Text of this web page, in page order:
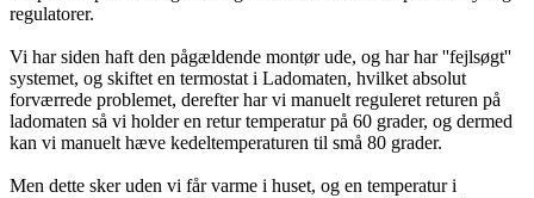
regulatorer.
Vi har siden haft den pågældende montør ude, og har har ''fejlsøgt''
systemet, og skiftet en termostat i Ladomaten, hvilket absolut
forværrede problemet, derefter har vi manuelt reguleret returen på
ladomaten så vi holder en retur temperatur på 60 grader, og dermed
kan vi manuelt hæve kedeltemperaturen til små 80 grader.
Men dette sker uden vi får varme i huset, og en temperatur i